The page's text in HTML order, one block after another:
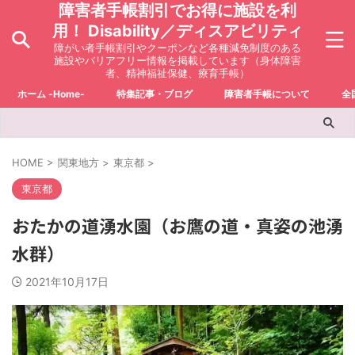
障害者手帳割引でお得に施設を利
用！ Disability／ディスアビリティ
障がい者手帳割引やクーポンなど各種減免制度のある
施設やバリアフリー情報を掲載しています（身体障害
者、精神福祉保健、療育手帳）
ホーム -Home- 特集記事・ブログ 障害者手帳について 全
HOME > 関東地方 > 東京都 >
東京都
おたかの道湧水園（お鷹の道・真姿の池湧
水群）
2021年10月17日